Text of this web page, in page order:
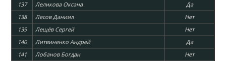
137
Леликова Оксана
Да
138
Лесов Даниил
Нет
139
Лещёв Сергей
Нет
140
Литвиненко Андрей
Да
141
Лобанов Богдан
Нет